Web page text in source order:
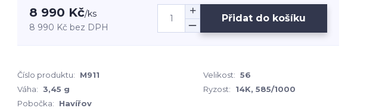
8 990 Kč/ks
8 990 Kč bez DPH
Přidat do košíku
Číslo produktu: M911 Velikost: 56
Váha: 3,45 g Ryzost:
14K, 585/1000
Pobočka:
Havířov